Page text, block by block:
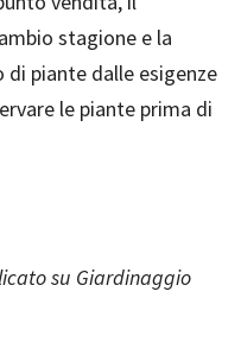
stagione e la
piante dalle esigenze
le piante prima di
su Giardinaggio